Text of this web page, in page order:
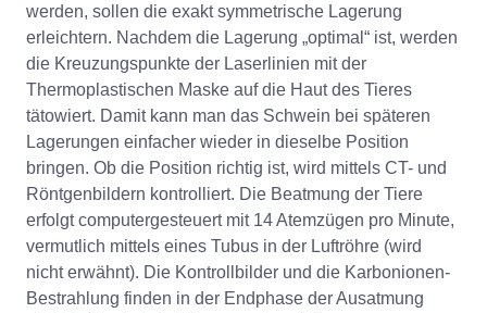
werden, sollen die exakt symmetrische Lagerung
erleichtern. Nachdem die Lagerung „optimal“ ist, werden
die Kreuzungspunkte der Laserlinien mit der
Thermoplastischen Maske auf die Haut des Tieres
tätowiert. Damit kann man das Schwein bei späteren
Lagerungen einfacher wieder in dieselbe Position
bringen. Ob die Position richtig ist, wird mittels CT- und
Röntgenbildern kontrolliert. Die Beatmung der Tiere
erfolgt computergesteuert mit 14 Atemzügen pro Minute,
vermutlich mittels eines Tubus in der Luftröhre (wird
nicht erwähnt). Die Kontrollbilder und die Karbonionen-
Bestrahlung finden in der Endphase der Ausatmung